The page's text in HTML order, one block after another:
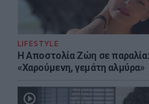
LIFESTYLE
Η Αποστολία Ζώη σε παραλία:
«Χαρούμενη, γεμάτη αλμύρα»